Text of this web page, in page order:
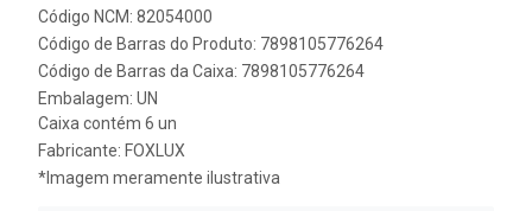
Código NCM: 82054000
Código de Barras do Produto: 7898105776264
Código de Barras da Caixa: 7898105776264
Embalagem: UN
Caixa contém 6 un
Fabricante: FOXLUX
*Imagem meramente ilustrativa